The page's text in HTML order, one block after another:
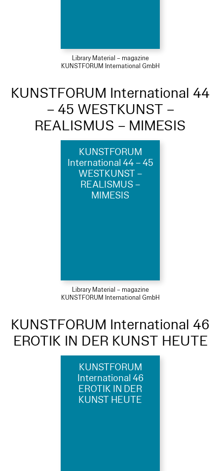
Library Material – magazine
KUNSTFORUM International GmbH
KUNSTFORUM International 44
– 45 WESTKUNST –
REALISMUS – MIMESIS
KUNSTFORUM
International 44 – 45
WESTKUNST –
REALISMUS –
MIMESIS
Library Material – magazine
KUNSTFORUM International GmbH
KUNSTFORUM International 46
EROTIK IN DER KUNST HEUTE
KUNSTFORUM
International 46
EROTIK IN DER
KUNST HEUTE